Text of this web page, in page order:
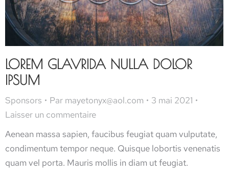
LOREM GLAVRIDA NULLA DOLOR
IPSUM
Sponsors Par mayetonyx@aol.com
3 mai 2021
Laisser un commentaire
Aenean massa sapien, faucibus feugiat quam vulputate,
condimentum tempor neque. Quisque lobortis venenatis
quam vel porta. Mauris mollis in diam ut feugiat.